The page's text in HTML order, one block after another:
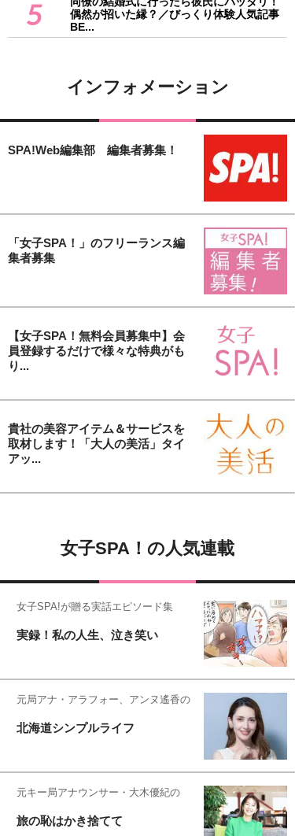
5
偶然が招いた縁？／びっくり体験人気記事
BE...
インフォメーション
SPA!Web編集部 編集者募集！
「女子SPA！」のフリーランス編
集者募集
【女子SPA！無料会員募集中】会
員登録するだけで様々な特典がも
り...
貴社の美容アイテム＆サービスを
取材します！「大人の美活」タイ
アッ...
女子SPA！の人気連載
女子SPA!が贈る実話エピソード集
実録！私の人生、泣き笑い
元局アナ・アラフォー、アンヌ遙香の
北海道シンプルライフ
元キー局アナウンサー・大木優紀の
旅の恥はかき捨てて